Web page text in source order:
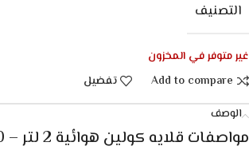
التصنيف
غير متوفر في المخزون
Add to compare
تفضيل
الوصف